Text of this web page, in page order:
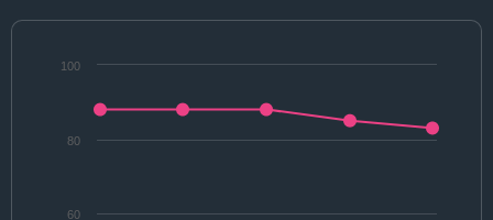
60
80
100